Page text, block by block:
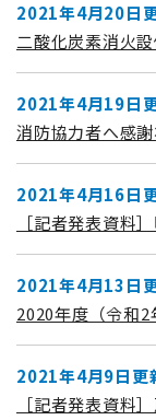
2021年4月20日
二酸化炭素消火
2021年4月19日
消防協力者へ感
2021年4月16日
［記者発表資料
2021年4月13日
2020年度（令和
2021年4月9日更
［記者発表資料